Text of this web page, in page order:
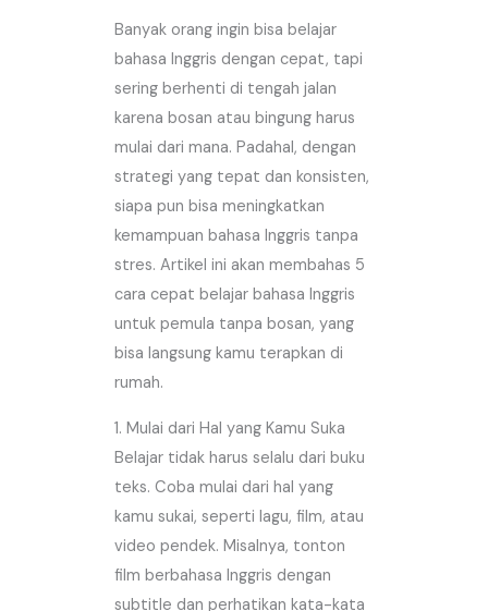
Banyak orang ingin bisa belajar
bahasa Inggris dengan cepat, tapi
sering berhenti di tengah jalan
karena bosan atau bingung harus
mulai dari mana. Padahal, dengan
strategi yang tepat dan konsisten,
siapa pun bisa meningkatkan
kemampuan bahasa Inggris tanpa
stres. Artikel ini akan membahas 5
cara cepat belajar bahasa Inggris
untuk pemula tanpa bosan, yang
bisa langsung kamu terapkan di
rumah.
1. Mulai dari Hal yang Kamu Suka
Belajar tidak harus selalu dari buku
teks. Coba mulai dari hal yang
kamu sukai, seperti lagu, film, atau
video pendek. Misalnya, tonton
film berbahasa Inggris dengan
subtitle dan perhatikan kata-kata